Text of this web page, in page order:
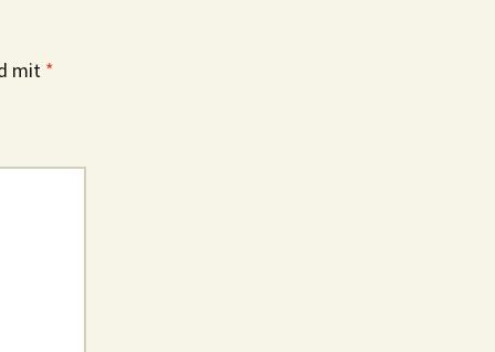
mit *